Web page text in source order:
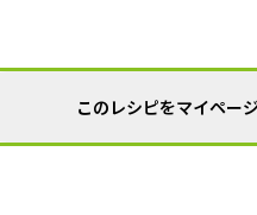
このレシピをマイペー